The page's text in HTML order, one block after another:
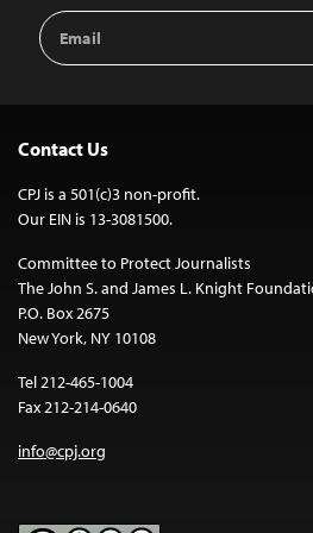
Email
Address
Contact Us
CPJ is a 501(c)3 non-profit.
Our EIN is 13-3081500.
Committee to Protect Journalists
The John S. and James L. Knight
P.O. Box 2675
New York, NY 10108
Tel 212-465-1004
Fax 212-214-0640
info@cpj.org